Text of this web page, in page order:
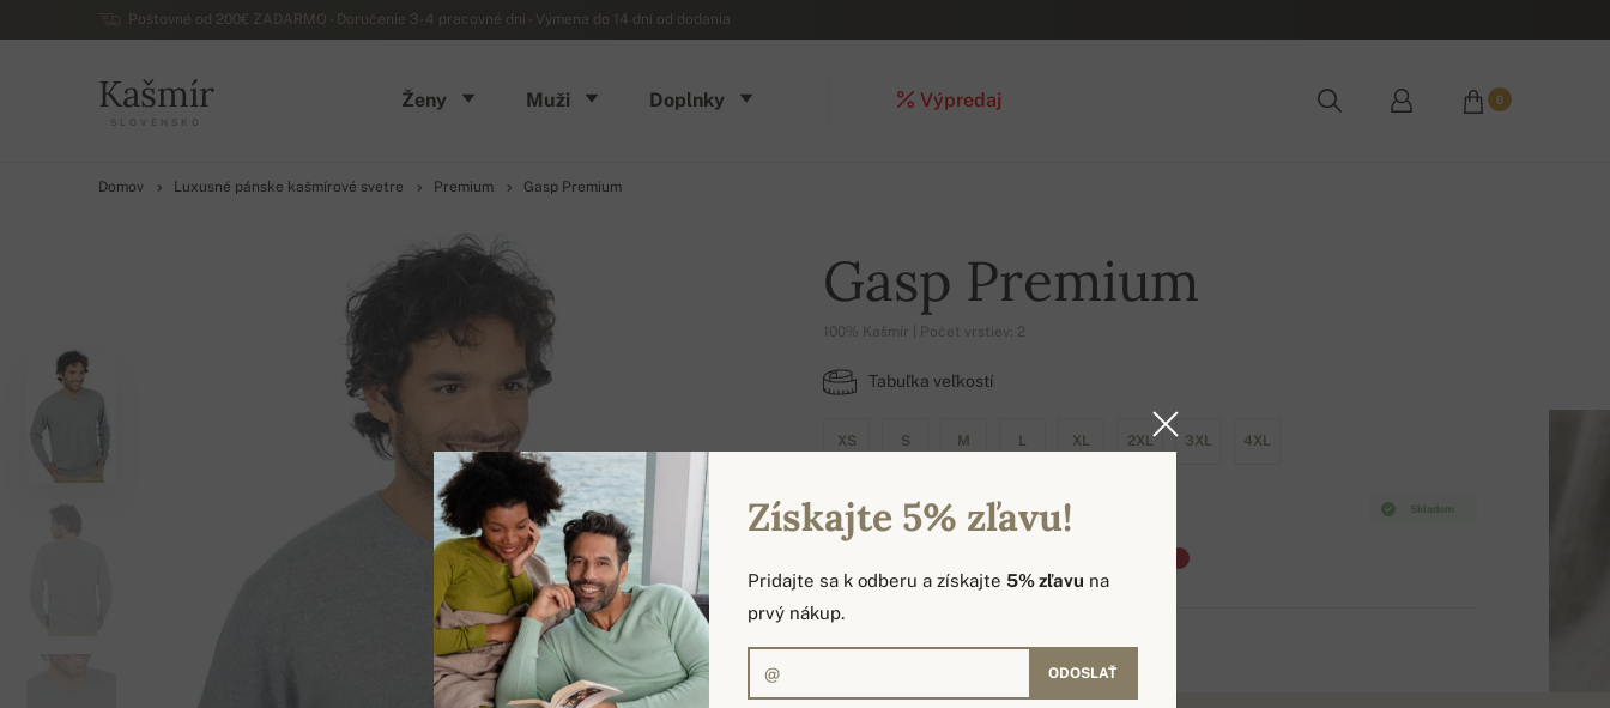
Poštovné od 200€ ZADARMO - Doručenie 3-4 pracovné dni - Výmena do 14 dní od dodania
Kašmír
SLOVENSKO
Ženy Muži Doplnky Výpredaj 0
Domov Luxusné pánske kašmírové svetre Premium Gasp Premium
Gasp Premium
100% Kašmír | Počet vrstiev: 2
Tabuľka veľkostí
XS S M L XL 2XL 3XL 4XL
Skladom
DOSTUPNÉ FARBY
Získajte 5% zľavu!
Pridajte sa k odberu a získajte 5% zľavu na
prvý nákup.
ODOSLAŤ